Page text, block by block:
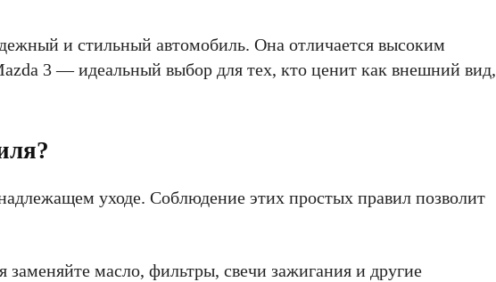
и стильный автомобиль. Она отличается высоким
3 — идеальный выбор для тех, кто ценит как внешний вид,
уходе. Соблюдение этих простых правил позволит
заменяйте масло, фильтры, свечи зажигания и другие